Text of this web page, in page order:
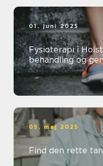
01. juni 2025
Fysioterapi i
behandling og
05. maj 2025
Find den rette